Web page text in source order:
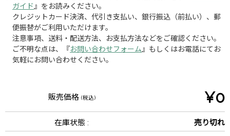
ガイド 』をお読みください。
クレジットカード決済、代引き支払い、銀行振込（前払い）、郵
便振替がご利用いただけます。
注意事項、送料・配送方法、お支払方法などをご確認ください。
ご不明な点は、『お問い合わせフォーム 』もしくはお電話にてお
気軽にお問い合わせください。
販売価格 (税込) ¥0
在庫状態 : 売り切れ